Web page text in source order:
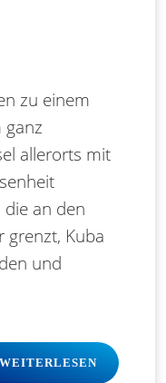
zu einem
ganz
allerorts mit
an den
grenzt, Kuba
und
WEITERLESEN